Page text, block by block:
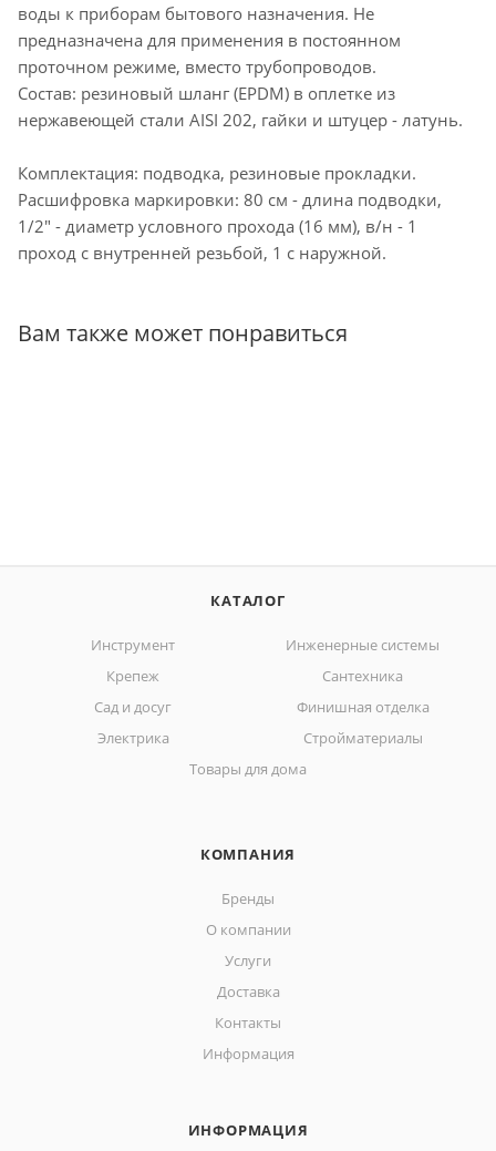
воды к приборам бытового назначения. Не
предназначена для применения в постоянном
проточном режиме, вместо трубопроводов.
Состав: резиновый шланг (EPDM) в оплетке из
нержавеющей стали AISI 202, гайки и штуцер - латунь.
Комплектация: подводка, резиновые прокладки.
Расшифровка маркировки: 80 см - длина подводки,
1/2" - диаметр условного прохода (16 мм), в/н - 1
проход с внутренней резьбой, 1 с наружной.
Вам также может понравиться
КАТАЛОГ
Инструмент
Инженерные системы
Крепеж
Сантехника
Сад и досуг
Финишная отделка
Электрика
Стройматериалы
Товары для дома
КОМПАНИЯ
Бренды
О компании
Услуги
Доставка
Контакты
Информация
ИНФОРМАЦИЯ